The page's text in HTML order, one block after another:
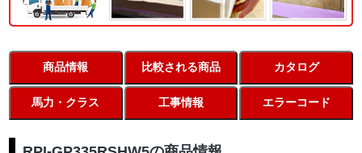
商品情報 比較される商品 カタログ
馬力・クラス 工事情報 エラーコード